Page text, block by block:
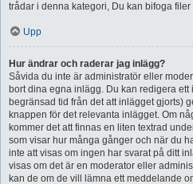
trådar i denna kategori, Du kan bifoga
Upp
Hur ändrar och raderar jag inlägg?
Såvida du inte är administratör eller
bort dina egna inlägg. Du kan redigera
begränsad tid från det att inlägget gjorts)
knappen för det relevanta inlägget. Om
kommer det att finnas en liten textrad
som visar hur många gånger och när du
inte att visas om ingen har svarat på ditt
visas om det är en moderator eller
kan de om de vill lämna ett meddelande